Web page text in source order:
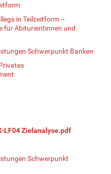
in Teilzeitform –
für Abiturientinnen und
Schwerpunkt Banken
LF04 Zielanalyse.pdf
Schwerpunkt